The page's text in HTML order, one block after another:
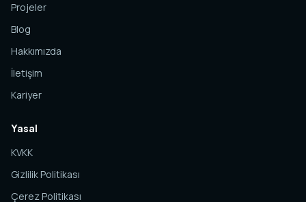
Projeler
Blog
Hakkımızda
İletişim
Kariyer
Yasal
KVKK
Gizlilik Politikası
Çerez Politikası